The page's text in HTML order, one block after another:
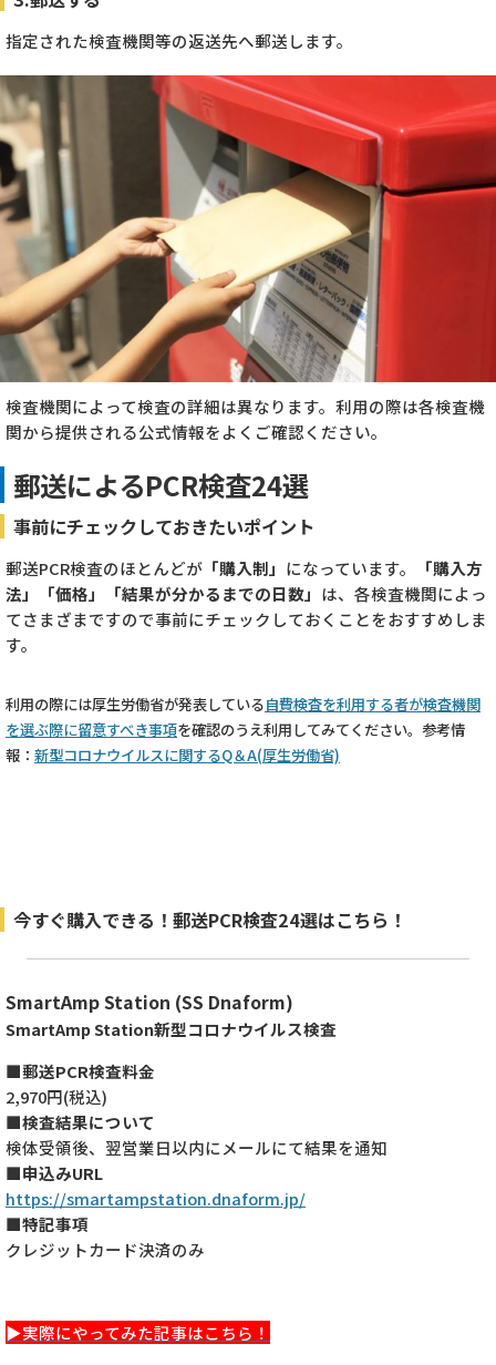
指定された検査機関等の返送先へ郵送します。
検査機関によって検査の詳細は異なります。利用の際は各検査機
関から提供される公式情報をよくご確認ください。
郵送によるPCR検査24選
事前にチェックしておきたいポイント
郵送PCR検査のほとんどが 「購入制」 になっています。
「購入方
法」「価格」「結果が分かるまでの日数」 は、各検査機関によっ
てさまざまですので事前にチェックしておくことをおすすめしま
す。
利用の際には厚生労働省が発表している自費検査を利用する者が検査機関
を選ぶ際に留意すべき事項を確認のうえ利用してみてください。参考情
報： 新型コロナウイルスに関するQ＆A(厚生労働省)
今すぐ購入できる！郵送PCR検査24選はこちら！
SmartAmp Station (SS Dnaform)
SmartAmp Station新型コロナウイルス検査
■郵送PCR検査料金
2,970円(税込)
■検査結果について
検体受領後、翌営業日以内にメールにて結果を通知
■申込みURL
https://smartampstation.dnaform.jp/
■特記事項
クレジットカード決済のみ
▶実際にやってみた記事はこちら！